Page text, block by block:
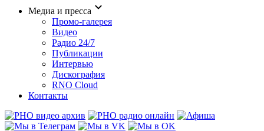
Медиа и пресса
Промо-галерея
Видео
Радио 24/7
Публикации
Интервью
Дискография
RNO Cloud
Контакты